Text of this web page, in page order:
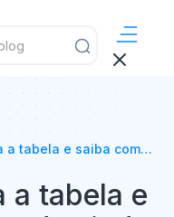
a tabela e saiba como
a tabela e